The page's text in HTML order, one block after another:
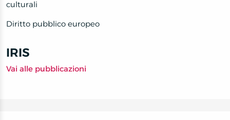
culturali
Diritto pubblico europeo
IRIS
Vai alle pubblicazioni